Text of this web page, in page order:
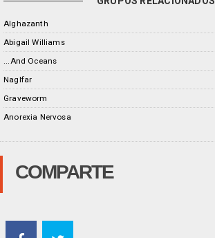
Alghazanth
Abigail Williams
...And Oceans
Naglfar
Graveworm
Anorexia Nervosa
COMPARTE